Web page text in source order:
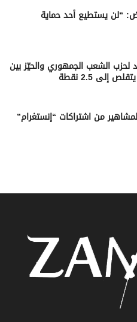
“لن يستطيع أحد حماية
لحزب الشعب الجمهوري والحيّز بين
إلى 2.5 نقطة
من اشتراكات “إنستغرام”